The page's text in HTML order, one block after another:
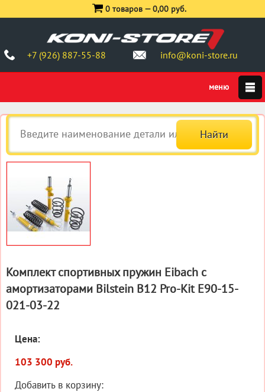
+7 (926) 887-55-88 info@koni-store.ru
0 товаров —0,00 руб.
Комплект спортивных пружин Eibach с
амортизаторами Bilstein B12 Pro-Kit E90-15-
021-03-22
Цена:
103 300 руб.
Добавить в корзину: